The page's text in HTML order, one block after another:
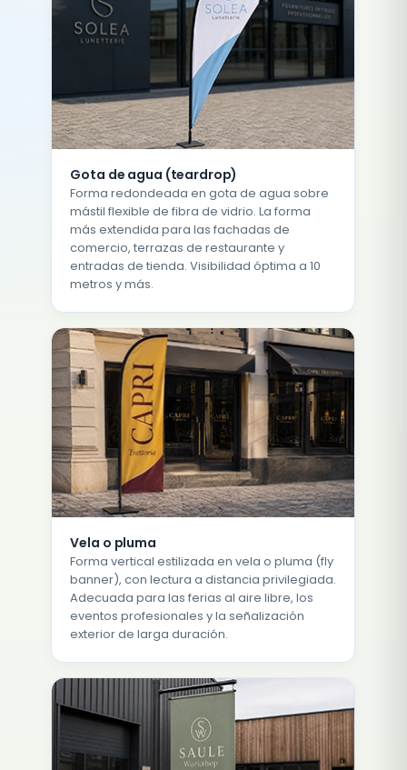
Gota de agua (teardrop)
Forma redondeada en gota de agua sobre
mástil flexible de fibra de vidrio. La forma
más extendida para las fachadas de
comercio, terrazas de restaurante y
entradas de tienda. Visibilidad óptima a 10
metros y más.
Vela o pluma
Forma vertical estilizada en vela o pluma (fly
banner), con lectura a distancia privilegiada.
Adecuada para las ferias al aire libre, los
eventos profesionales y la señalización
exterior de larga duración.